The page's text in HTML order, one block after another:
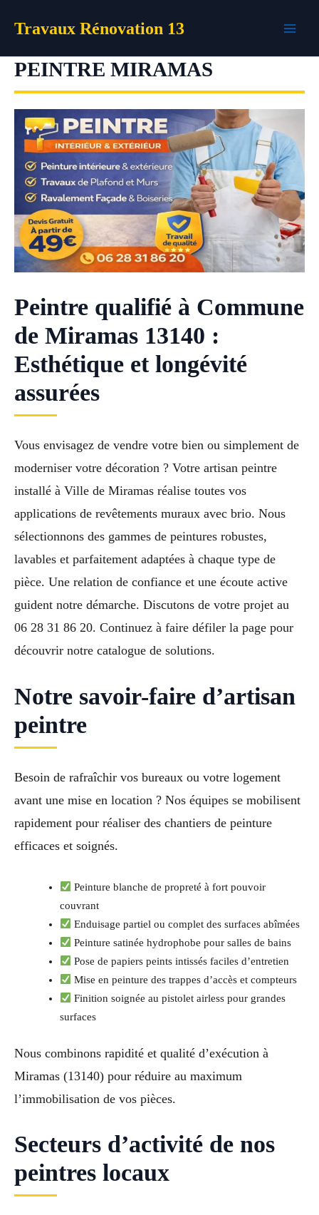
Travaux Rénovation 13
PEINTRE MIRAMAS
Peintre qualifié à Commune
de Miramas 13140 :
Esthétique et longévité
assurées
Vous envisagez de vendre votre bien ou simplement de
moderniser votre décoration ? Votre artisan peintre
installé à Ville de Miramas réalise toutes vos
applications de revêtements muraux avec brio. Nous
sélectionnons des gammes de peintures robustes,
lavables et parfaitement adaptées à chaque type de
pièce. Une relation de confiance et une écoute active
guident notre démarche. Discutons de votre projet au
06 28 31 86 20. Continuez à faire défiler la page pour
découvrir notre catalogue de solutions.
Notre savoir-faire d’artisan
peintre
Besoin de rafraîchir vos bureaux ou votre logement
avant une mise en location ? Nos équipes se mobilisent
rapidement pour réaliser des chantiers de peinture
efficaces et soignés.
Peinture blanche de propreté à fort pouvoir
couvrant
Enduisage partiel ou complet des surfaces abîmées
Peinture satinée hydrophobe pour salles de bains
Pose de papiers peints intissés faciles d’entretien
Mise en peinture des trappes d’accès et compteurs
Finition soignée au pistolet airless pour grandes
surfaces
Nous combinons rapidité et qualité d’exécution à
Miramas (13140) pour réduire au maximum
l’immobilisation de vos pièces.
Secteurs d’activité de nos
peintres locaux